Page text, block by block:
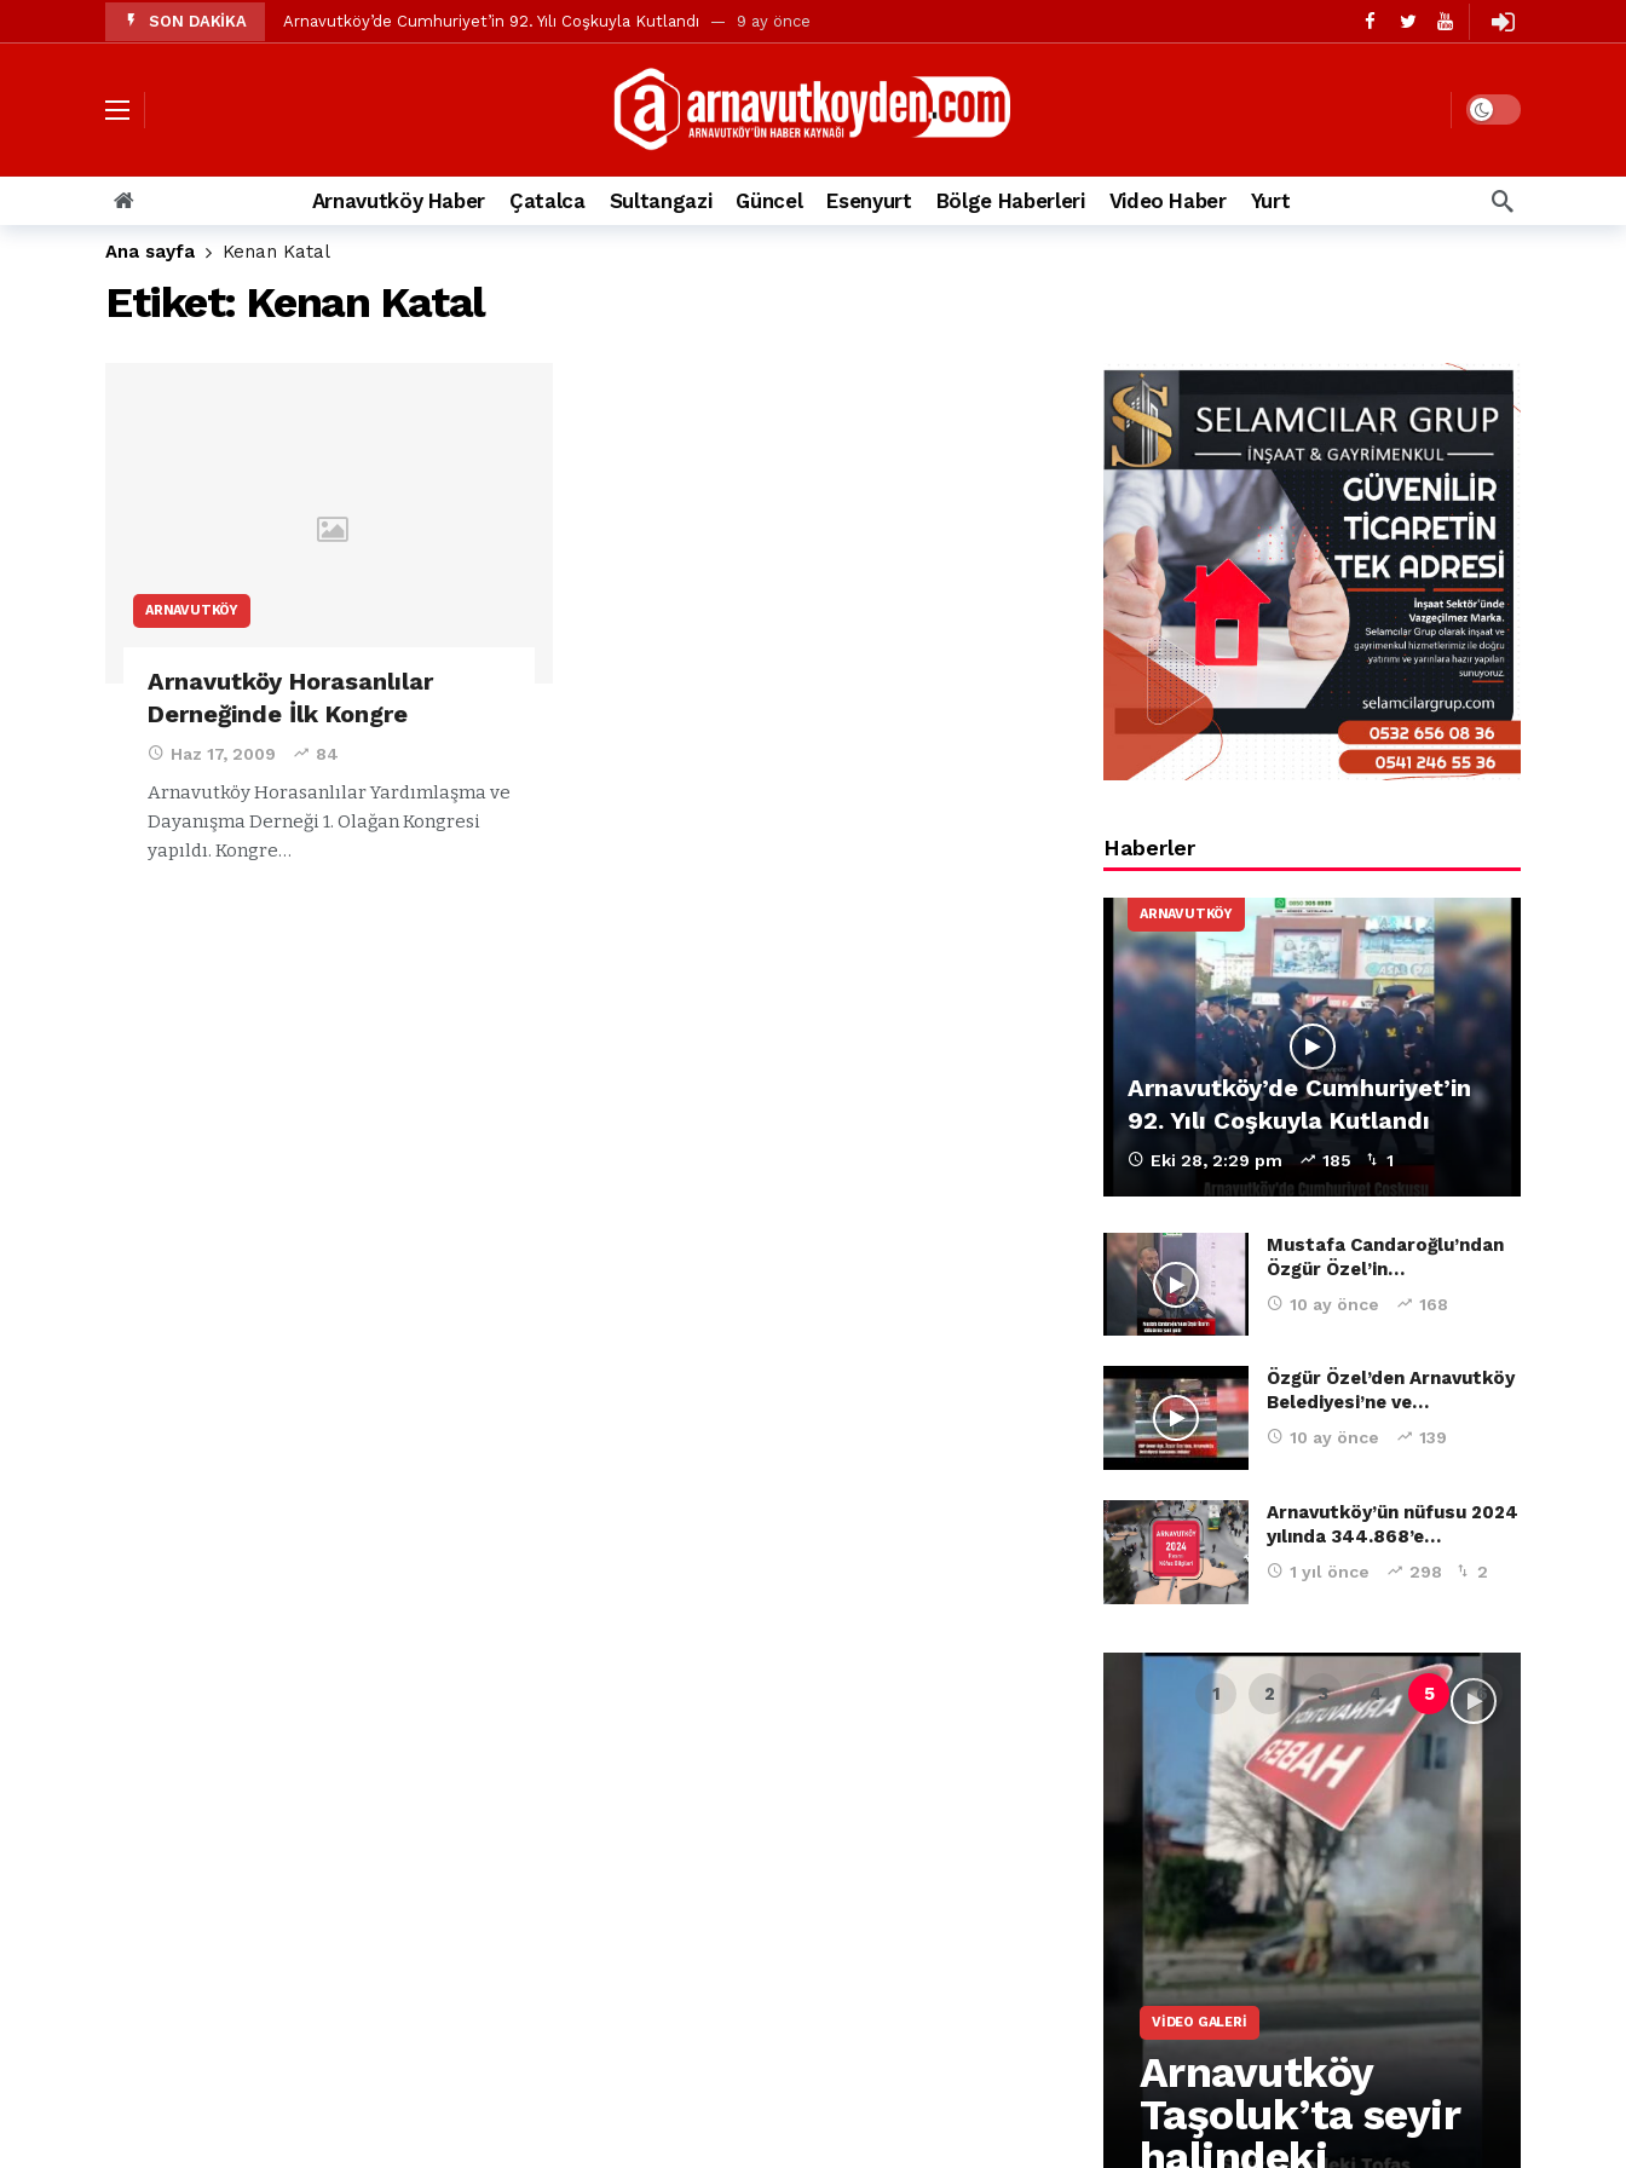
SON DAKİKA Arnavutköy’de Cumhuriyet’in 92. Yılı Coşkuyla Kutlandı 9 ay önce
Özgür Özel’den Arnavutköy Belediyesi’ne ve Mustafa Candaroğlu’na yönelik suçlamalar 10 ay önce
Arnavutköy’ün nüfusu 2024 yılında 344.868’e ulaştı 1 yıl önce
Arnavutköy Taşoluk’ta seyir halindeki otomobil alev alev yandı. 2 yıl önce
Arnavutköy İmrahor Mahallesi sakinleri protesto gösterisi düzenledi 2 yıl önce
Arnavutköy’de 29 Ekim Cumhuriyet Bayramı kutlamaları coşkuyla gerçekleşti
Toprak kaydı: 3 hafriyat kamyonu birbirlerinin üzerine devrildi
Arnavutköy Haber Çatalca Sultangazi Güncel Esenyurt Bölge Haberleri Video Haber Yurt
Ana sayfa Kenan Katal
Etiket: Kenan Katal
ARNAVUTKÖY
Arnavutköy Horasanlılar
Derneğinde İlk Kongre
Haz 17, 2009 84
Arnavutköy Horasanlılar Yardımlaşma ve
Dayanışma Derneği 1. Olağan Kongresi
yapıldı. Kongre…
Haberler
ARNAVUTKÖY
Arnavutköy’de Cumhuriyet’in
92. Yılı Coşkuyla Kutlandı
Eki 28, 2:29 pm 185 1
Mustafa Candaroğlu’ndan
Özgür Özel’in…
10 ay önce 168
Özgür Özel’den Arnavutköy
Belediyesi’ne ve…
10 ay önce 139
Arnavutköy’ün nüfusu 2024
yılında 344.868’e…
1 yıl önce 298 2
VIDEO GALERI
Arnavutköy
Taşoluk’ta seyir
halindeki